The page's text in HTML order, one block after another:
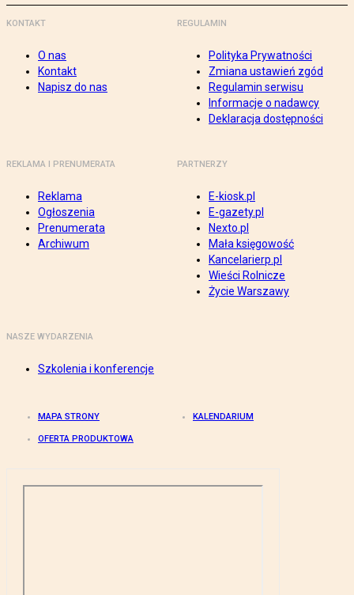
KONTAKT
O nas
Kontakt
Napisz do nas
REGULAMIN
Polityka Prywatności
Zmiana ustawień zgód
Regulamin serwisu
Informacje o nadawcy
Deklaracja dostępności
REKLAMA I PRENUMERATA
Reklama
Ogłoszenia
Prenumerata
Archiwum
PARTNERZY
E-kiosk.pl
E-gazety.pl
Nexto.pl
Mała księgowość
Kancelarierp.pl
Wieści Rolnicze
Życie Warszawy
NASZE WYDARZENIA
Szkolenia i konferencje
MAPA STRONY KALENDARIUM
OFERTA PRODUKTOWA